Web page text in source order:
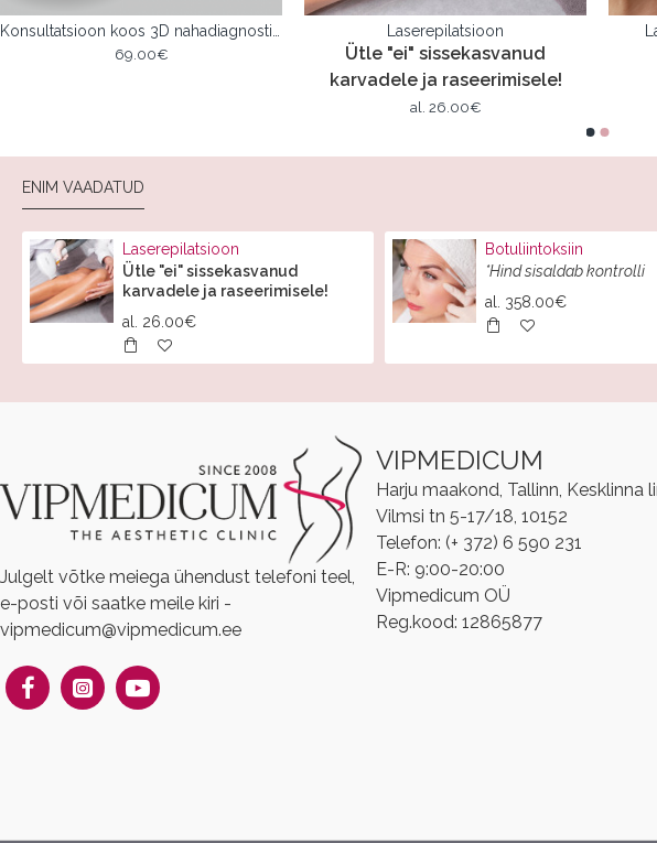
69.00€
Laserepilatsioon
Ütle "ei" sissekasvanud
karvadele ja raseerimisele!
al. 26.00€
ENIM VAADATUD
Laserepilatsioon
Ütle "ei" sissekasvanud
karvadele ja raseerimisele!
al. 26.00€
Botuliintoksiin
*Hind sisaldab kontrolli
al. 358.00€
Julgelt võtke meiega ühendust telefoni teel,
e-posti või saatke meile kiri -
vipmedicum@vipmedicum.ee
VIPMEDICUM
Harju maakond, Tallinn, Kesklinna
Vilmsi tn 5-17/18, 10152
Telefon: (+ 372) 6 590 231
E-R: 9:00-20:00
Vipmedicum OÜ
Reg.kood: 12865877